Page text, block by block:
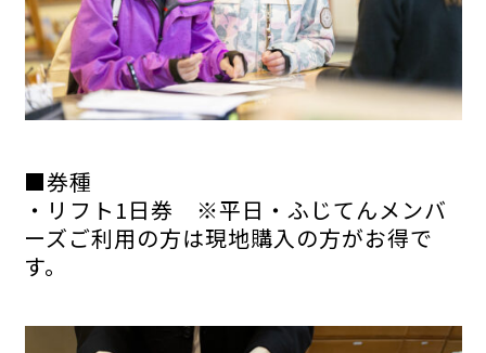
■券種
・ リフト1日券 ※平日・ふじてんメンバ
ーズご利用の方は現地購入の方がお得で
す。